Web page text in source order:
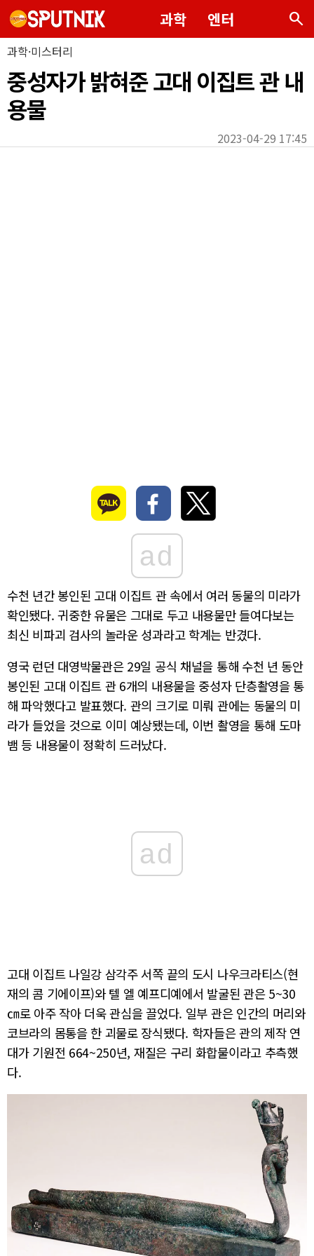
과학 엔터 search
과학·미스터리
중성자가 밝혀준 고대 이집트 관 내
용물
2023-04-29 17:45
ad
수천 년간 봉인된 고대 이집트 관 속에서 여러 동물의 미라가
확인됐다. 귀중한 유물은 그대로 두고 내용물만 들여다보는
최신 비파괴 검사의 놀라운 성과라고 학계는 반겼다.
영국 런던 대영박물관은 29일 공식 채널을 통해 수천 년 동안
봉인된 고대 이집트 관 6개의 내용물을 중성자 단층촬영을 통
해 파악했다고 발표했다. 관의 크기로 미뤄 관에는 동물의 미
라가 들었을 것으로 이미 예상됐는데, 이번 촬영을 통해 도마
뱀 등 내용물이 정확히 드러났다.
ad
고대 이집트 나일강 삼각주 서쪽 끝의 도시 나우크라티스(현
재의 콤 기에이프)와 텔 엘 예프디예에서 발굴된 관은 5~30
㎝로 아주 작아 더욱 관심을 끌었다. 일부 관은 인간의 머리와
코브라의 몸통을 한 괴물로 장식됐다. 학자들은 관의 제작 연
대가 기원전 664~250년, 재질은 구리 화합물이라고 추측했
다.